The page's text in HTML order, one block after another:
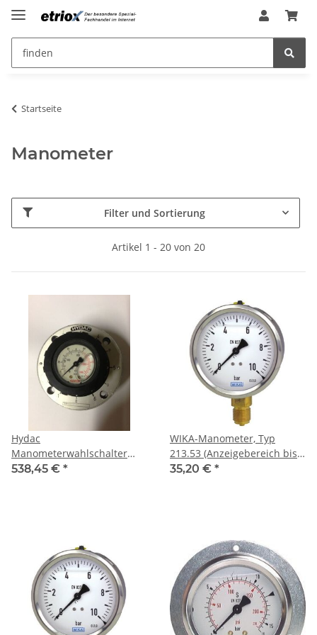
Startseite
Manometer
Filter und Sortierung
Artikel 1 - 20 von 20
Hydac
Manometerwahlschalter
Artikel-Nr.: 859010
538,45 € *
WIKA-Manometer, Typ
213.53 (Anzeigebereich bis
400 bar)
35,20 € *